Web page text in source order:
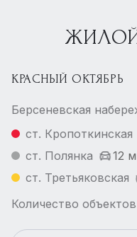
КРАСНЫЙ ОКТЯБРЬ
Берсеневская
ст. Кропоткинская
ст. Полянка
12
ст. Третьяковская
Количество